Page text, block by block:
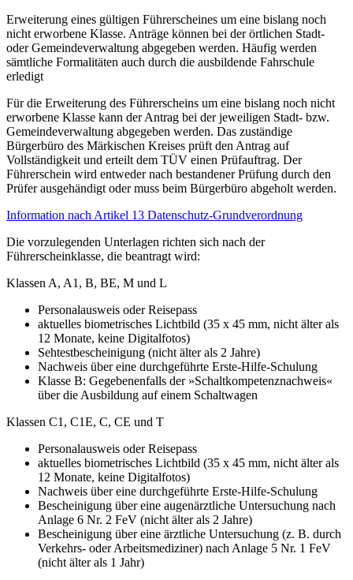
Erweiterung eines gültigen Führerscheines um eine bislang noch
nicht erworbene Klasse. Anträge können bei der örtlichen Stadt-
oder Gemeindeverwaltung abgegeben werden. Häufig werden
sämtliche Formalitäten auch durch die ausbildende Fahrschule
erledigt
Für die Erweiterung des Führerscheins um eine bislang noch nicht
erworbene Klasse kann der Antrag bei der jeweiligen Stadt- bzw.
Gemeindeverwaltung abgegeben werden. Das zuständige
Bürgerbüro des Märkischen Kreises prüft den Antrag auf
Vollständigkeit und erteilt dem TÜV einen Prüfauftrag. Der
Führerschein wird entweder nach bestandener Prüfung durch den
Prüfer ausgehändigt oder muss beim Bürgerbüro abgeholt werden.
Information nach Artikel 13 Datenschutz-Grundverordnung
Die vorzulegenden Unterlagen richten sich nach der
Führerscheinklasse, die beantragt wird:
Klassen A, A1, B, BE, M und L
Personalausweis oder Reisepass
aktuelles biometrisches Lichtbild (35 x 45 mm, nicht älter als
12 Monate, keine Digitalfotos)
Sehtestbescheinigung (nicht älter als 2 Jahre)
Nachweis über eine durchgeführte Erste-Hilfe-Schulung
Klasse B: Gegebenenfalls der »Schaltkompetenznachweis«
über die Ausbildung auf einem Schaltwagen
Klassen C1, C1E, C, CE und T
Personalausweis oder Reisepass
aktuelles biometrisches Lichtbild (35 x 45 mm, nicht älter als
12 Monate, keine Digitalfotos)
Nachweis über eine durchgeführte Erste-Hilfe-Schulung
Bescheinigung über eine augenärztliche Untersuchung nach
Anlage 6 Nr. 2 FeV (nicht älter als 2 Jahre)
Bescheinigung über eine ärztliche Untersuchung (z. B. durch
Verkehrs- oder Arbeitsmediziner) nach Anlage 5 Nr. 1 FeV
(nicht älter als 1 Jahr)